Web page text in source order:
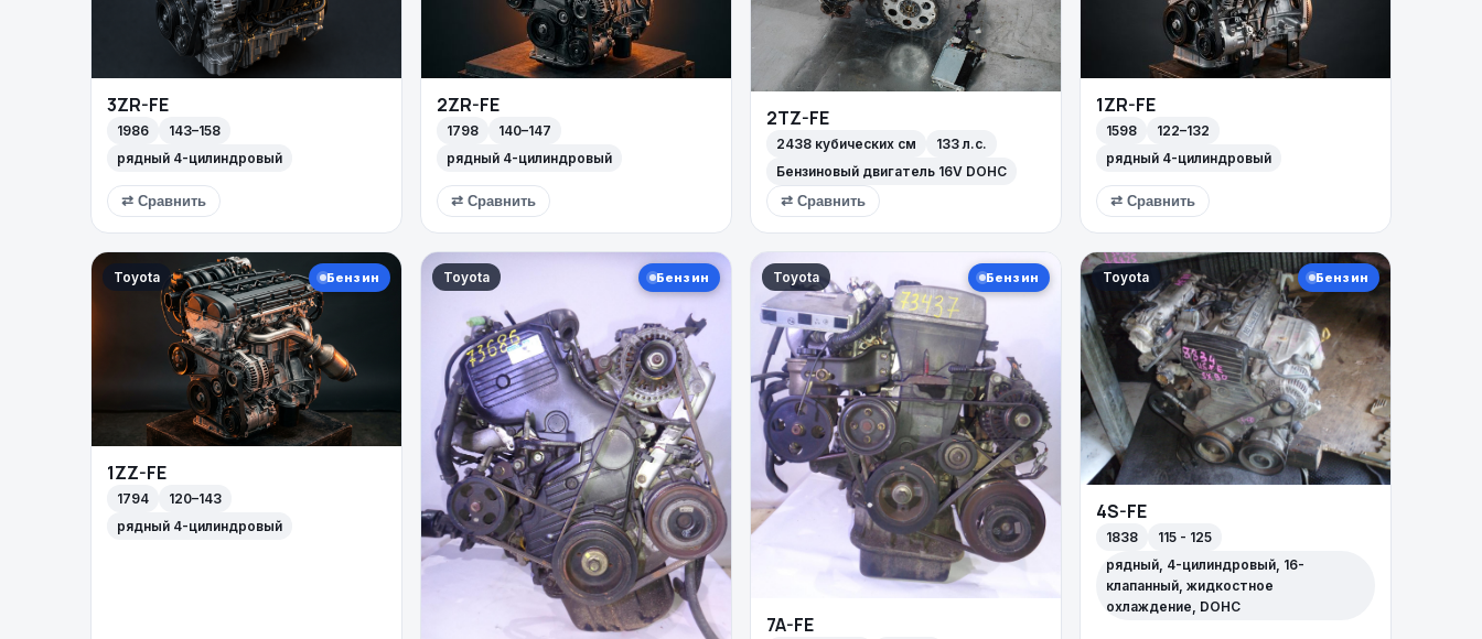
3ZR-FE
1986
143–158
рядный 4-цилиндровый
⇄ Сравнить
2ZR-FE
1798
140–147
рядный 4-цилиндровый
⇄ Сравнить
2TZ-FE
2438 кубических см
133 л.с.
Бензиновый двигатель 16V DOHC
⇄ Сравнить
1ZR-FE
1598
122–132
рядный 4-цилиндровый
⇄ Сравнить
Toyota Бензин
1ZZ-FE
1794
120–143
рядный 4-цилиндровый
Toyota Бензин Toyota Бензин
7A-FE
Toyota Бензин
4S-FE
1838
115 - 125
рядный, 4-цилиндровый, 16-
клапанный, жидкостное
охлаждение, DOHC